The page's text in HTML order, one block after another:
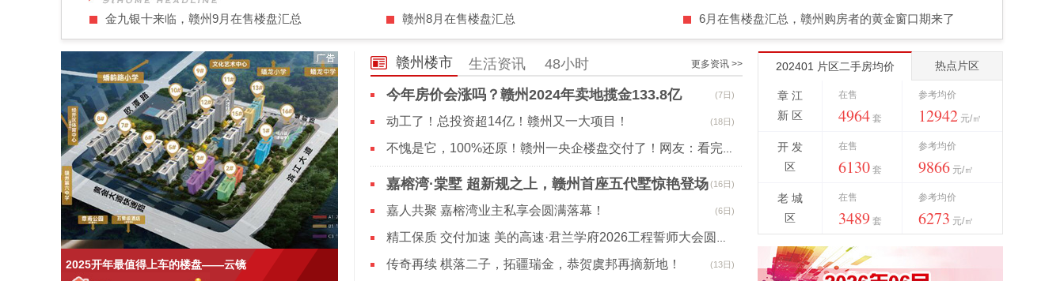
金九银十来临，赣州9月在售楼盘汇总 赣州8月在售楼盘汇总 6月在售楼盘汇总，赣州购房者的黄金窗口期来了
2025开年最值得上车的楼盘——云镜
赣州楼市 生活资讯 48小时 更多资讯 >>
今年房价会涨吗？赣州2024年卖地揽金133.8亿 (7日)
动工了！总投资超14亿！赣州又一大项目！ (18日)
不愧是它，100%还原！赣州一央企楼盘交付了！网友：看完只想刷卡...
嘉榕湾·棠墅 超新规之上，赣州首座五代墅惊艳登场(16日)
嘉人共聚 嘉榕湾业主私享会圆满落幕！ (6日)
精工保质 交付加速 美的高速·君兰学府2026工程誓师大会圆满举办
(25日)
传奇再续 棋落二子，拓疆瑞金，恭贺虞邦再摘新地！ (13日)
202401 片区二手房均价 热点片区
章 江
新 区
在售
4964 套
参考均价
12942 元/㎡
开 发
区
在售
6130 套
参考均价
9866 元/㎡
老 城
区
在售
3489 套
参考均价
6273 元/㎡